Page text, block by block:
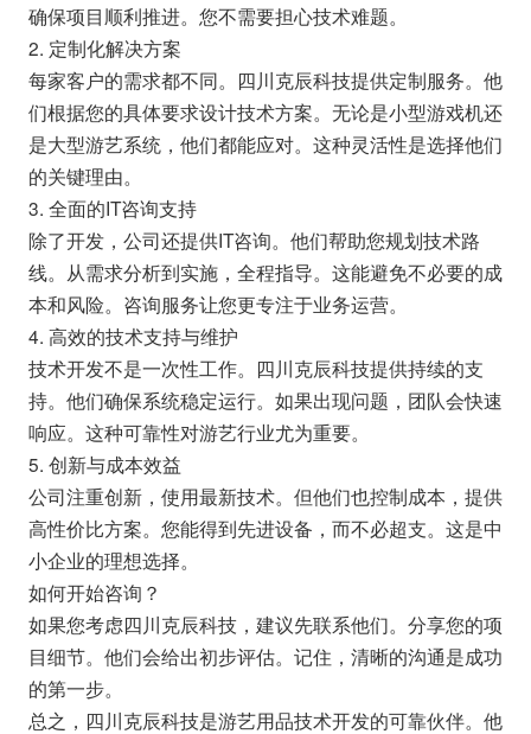
确保项目顺利推进。您不需要担心技术难题。
2. 定制化解决方案
每家客户的需求都不同。四川克辰科技提供定制服务。他
们根据您的具体要求设计技术方案。无论是小型游戏机还
是大型游艺系统，他们都能应对。这种灵活性是选择他们
的关键理由。
3. 全面的IT咨询支持
除了开发，公司还提供IT咨询。他们帮助您规划技术路
线。从需求分析到实施，全程指导。这能避免不必要的成
本和风险。咨询服务让您更专注于业务运营。
4. 高效的技术支持与维护
技术开发不是一次性工作。四川克辰科技提供持续的支
持。他们确保系统稳定运行。如果出现问题，团队会快速
响应。这种可靠性对游艺行业尤为重要。
5. 创新与成本效益
公司注重创新，使用最新技术。但他们也控制成本，提供
高性价比方案。您能得到先进设备，而不必超支。这是中
小企业的理想选择。
如何开始咨询？
如果您考虑四川克辰科技，建议先联系他们。分享您的项
目细节。他们会给出初步评估。记住，清晰的沟通是成功
的第一步。
总之，四川克辰科技是游艺用品技术开发的可靠伙伴。他